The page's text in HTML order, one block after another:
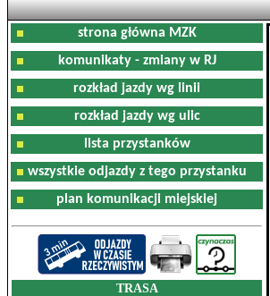
strona główna MZK
komunikaty - zmiany w RJ
rozkład jazdy wg linii
rozkład jazdy wg ulic
lista przystanków
wszystkie odjazdy z tego przystanku
plan komunikacji miejskiej
TRASA